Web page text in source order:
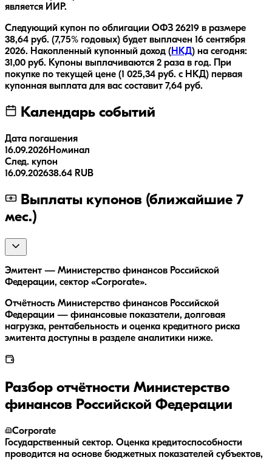
является ИИР.
Следующий купон по облигации ОФЗ 26219 в размере
38,64 руб. (7,75% годовых) будет выплачен 16 сентября
2026. Накопленный купонный доход ( НКД) на сегодня:
31,00 руб. Купоны выплачиваются 2 раза в год.
При
покупке по текущей цене (1 025,34 руб. с НКД) первая
купонная выплата для вас составит 7,64 руб.
Календарь событий
Дата погашения
16.09.2026Номинал
След. купон
16.09.202638.64 RUB
Выплаты купонов (ближайшие 7
мес.)
Эмитент — Министерство финансов Российской
Федерации, сектор «Corporate».
Отчётность Министерство финансов Российской
Федерации — финансовые показатели, долговая
нагрузка, рентабельность и оценка кредитного риска
эмитента доступны в разделе аналитики ниже.
Разбор отчётности Министерство
финансов Российской Федерации
Corporate
Государственный сектор. Оценка кредитоспособности
проводится на основе бюджетных показателей субъектов,